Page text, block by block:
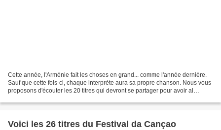
Cette année, l'Arménie fait les choses en grand... comme l'année dernière.
Sauf que cette fois-ci, chaque interprète aura sa propre chanson. Nous vous
proposons d'écouter les 20 titres qui devront se partager pour avoir al
Voici les 26 titres du Festival da Cançao